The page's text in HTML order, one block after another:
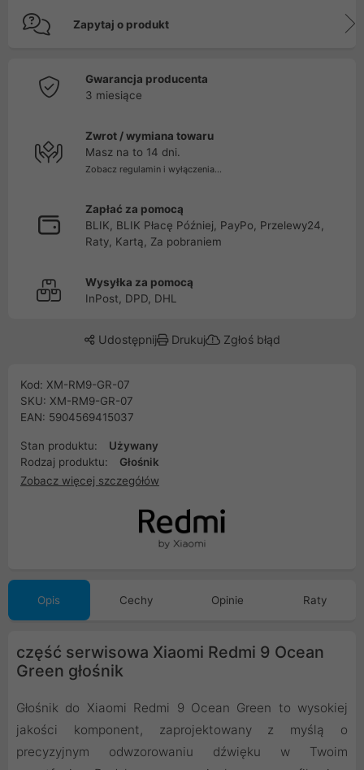
Zapytaj o produkt
Gwarancja producenta
3 miesiące
Zwrot / wymiana towaru
Masz na to 14 dni.
Zobacz regulamin i wyłączenia...
Zapłać za pomocą
BLIK, BLIK Płacę Później, PayPo, Przelewy24,
Raty, Kartą, Za pobraniem
Wysyłka za pomocą
InPost, DPD, DHL
Udostępnij Drukuj Zgłoś błąd
Kod: XM-RM9-GR-07
SKU: XM-RM9-GR-07
EAN: 5904569415037
Stan produktu:
Używany
Rodzaj produktu:
Głośnik
Zobacz więcej szczegółów
Opis Cechy Opinie Raty
część serwisowa Xiaomi Redmi 9 Ocean
Green głośnik
Głośnik do Xiaomi Redmi 9 Ocean Green to wysokiej
jakości komponent, zaprojektowany z myślą o
precyzyjnym odwzorowaniu dźwięku w Twoim